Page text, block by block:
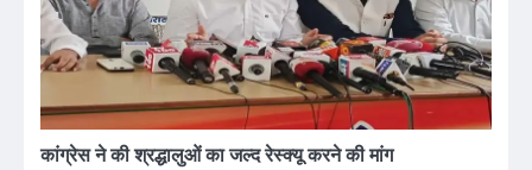
कांग्रेस ने की श्रद्धालुओं का जल्द रेस्क्यू करने की मांग